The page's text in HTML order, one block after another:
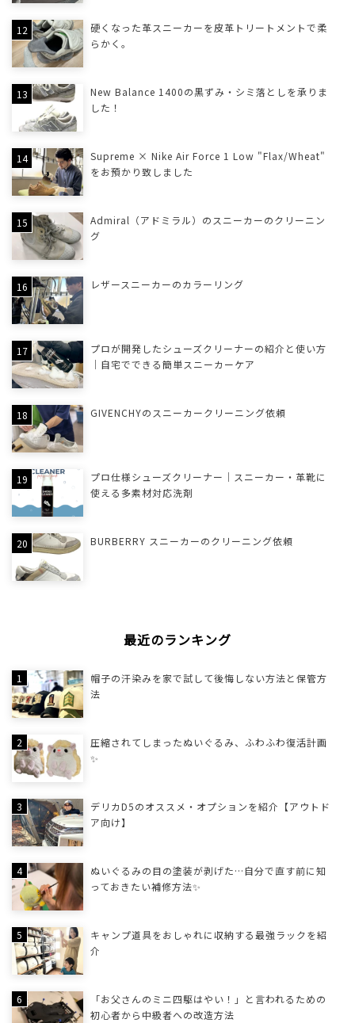
硬くなった革スニーカーを皮革トリートメントで柔
らかく。
New Balance 1400の黒ずみ・シミ落としを承りま
した！
Supreme × Nike Air Force 1 Low "Flax/Wheat"
をお預かり致しました
Admiral（アドミラル）のスニーカーのクリーニン
グ
レザースニーカーのカラーリング
プロが開発したシューズクリーナーの紹介と使い方
｜自宅でできる簡単スニーカーケア
GIVENCHYのスニーカークリーニング依頼
プロ仕様シューズクリーナー｜スニーカー・革靴に
使える多素材対応洗剤
BURBERRY スニーカーのクリーニング依頼
最近のランキング
帽子の汗染みを家で試して後悔しない方法と保管方
法
圧縮されてしまったぬいぐるみ、ふわふわ復活計画
✨
デリカD5のオススメ・オプションを紹介【アウトド
ア向け】
ぬいぐるみの目の塗装が剥げた…自分で直す前に知
っておきたい補修方法✨
キャンプ道具をおしゃれに収納する最強ラックを紹
介
「お父さんのミニ四駆はやい！」と言われるための
初心者から中級者への改造方法